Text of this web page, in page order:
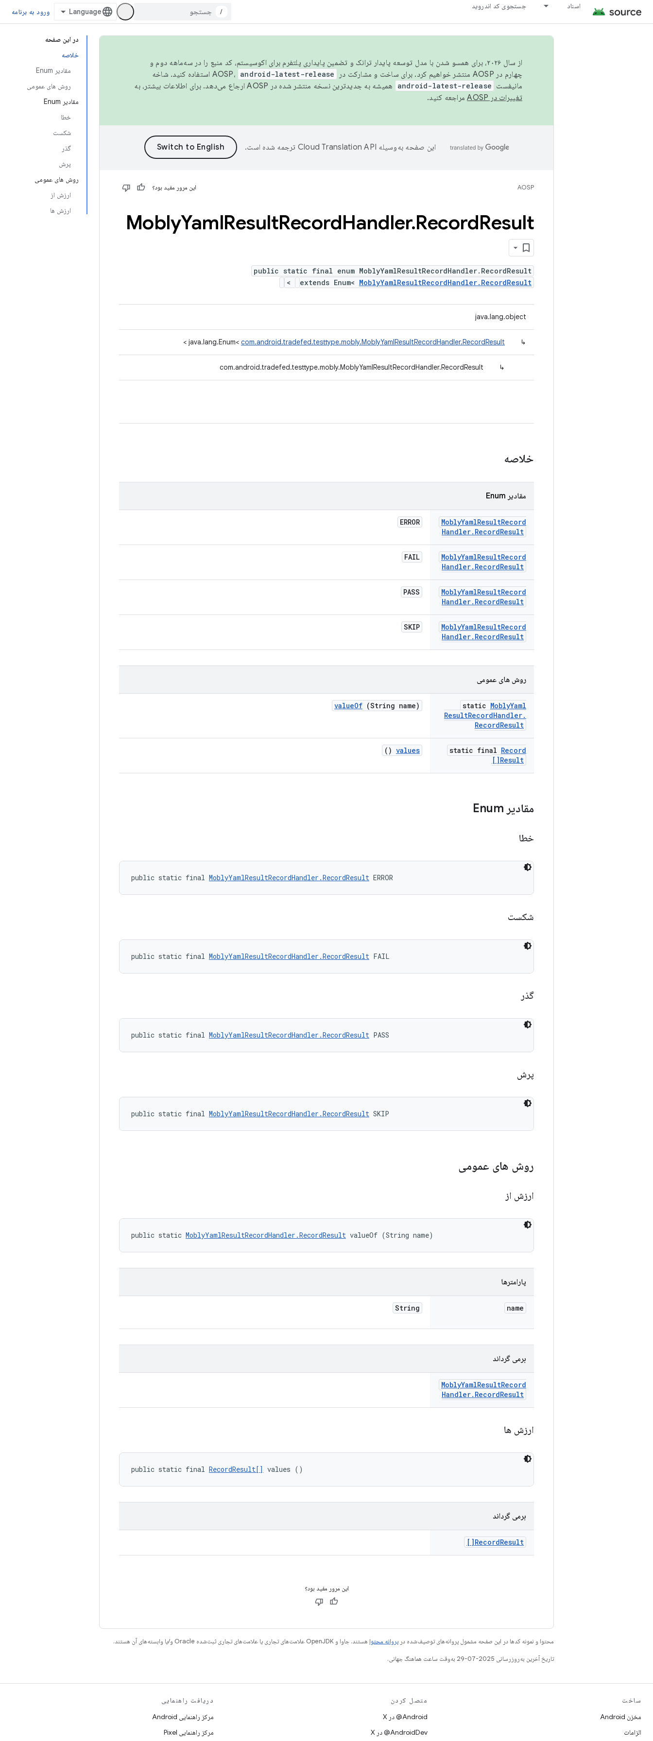
اسناد جستجوی کد اندروید
/ ورود به برنامه
در این صفحه
خلاصه
مقادیر Enum
روش های عمومی
مقادیر Enum
خطا
شکست
گذر
پرش
روش های عمومی
ارزش از
ارزش ها
از سال ۲۰۲۶، برای همسو شدن با مدل توسعه پایدار ترانک و تضمین پایداری پلتفرم برای اکوسیستم، کد منبع را در سه‌ماهه دوم و
چهارم در AOSP منتشر خواهیم کرد. برای ساخت و مشارکت در AOSP،
android-latest-release
استفاده کنید. شاخه
مانیفست android-latest-release
همیشه به جدیدترین نسخه منتشر شده در AOSP ارجاع می‌دهد. برای اطلاعات بیشتر، به
تغییرات در AOSP
مراجعه کنید.
این صفحه به‌وسیله ترجمه شده است.
AOSP این مرور مفید بود؟
MoblyYamlResultRecordHandler.RecordResult
public static final enum MoblyYamlResultRecordHandler.RecordResult
extends Enum< MoblyYamlResultRecordHandler.RecordResult
>
java.lang.object
↳
java.lang.Enum< com.android.tradefed.testtype.mobly.MoblyYamlResultRecordHandler.RecordResult
>
↳
com.android.tradefed.testtype.mobly.MoblyYamlResultRecordHandler.RecordResult
خلاصه
مقادیر Enum
MoblyYamlResultRecord
Handler. RecordResult
ERROR
MoblyYamlResultRecord
Handler. RecordResult
FAIL
MoblyYamlResultRecord
Handler. RecordResult
PASS
MoblyYamlResultRecord
Handler. RecordResult
SKIP
روش های عمومی
static MoblyYaml
ResultRecordHandler.
RecordResult
valueOf (String name)
static final Record
Result[]
values
()
مقادیر Enum
خطا
public static final MoblyYamlResultRecordHandler.RecordResult ERROR
شکست
public static final MoblyYamlResultRecordHandler.RecordResult FAIL
گذر
public static final MoblyYamlResultRecordHandler.RecordResult PASS
پرش
public static final MoblyYamlResultRecordHandler.RecordResult SKIP
روش های عمومی
ارزش از
public static MoblyYamlResultRecordHandler.RecordResult valueOf (String name)
پارامترها
name
String
برمی گرداند
MoblyYamlResultRecord
Handler. RecordResult
ارزش ها
public static final RecordResult[] values ()
برمی گرداند
RecordResult[]
این مرور مفید بود؟
محتوا و نمونه کدها در این صفحه مشمول پروانه‌های توصیف‌شده در پروانه محتوا هستند. جاوا و OpenJDK علامت‌های تجاری یا علامت‌های تجاری ثبت‌شده Oracle و/یا وابسته‌های آن هستند.
تاریخ آخرین به‌روزرسانی 2025-07-29 به‌وقت ساعت هماهنگ جهانی.
ساخت
مخزن Android
الزامات
متصل کردن
‫‎@Android در X
‫‎@AndroidDev در X
دریافت راهنمایی
مرکز راهنمایی Android
مرکز راهنمایی Pixel